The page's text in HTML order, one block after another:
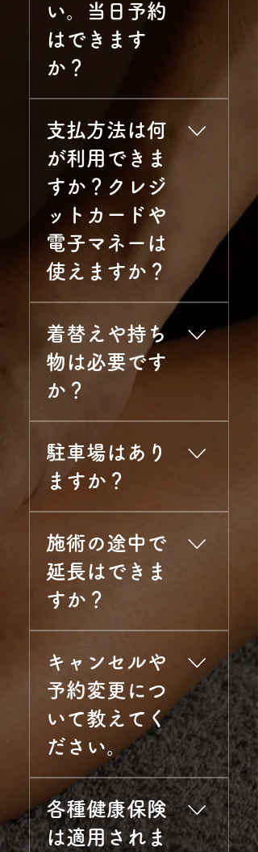
事者の方々にも多くご来店
いただいております。あら
ゆるバックグラウンドを持
つお客様を、一人の大切な
「男性」としてお迎えし、
スできる空間作りを心がけ
ております。
2SmiLeスペシャル」 もみほ
ぐし・足つぼ・高濃度酸素
オイルで全身を深く癒やす
贅沢なコースです。 • 活力
では珍しい、男性セラピス
感力からリピーター様が絶
えません。 • 最高峰
「2SmiLe再生コース」 上記
の全トリートメントを網
羅。究極のデトックスとエ
ネルギーチャージを同時に
叶えます。 迷われた場合
は、お時間だけ予約して当
日スタッフと相談しながら
決めることも可能です。
い。当日予約
はできます
か？
空き枠がある場合は当日や
直前のご予約も大歓迎で
す！お客様のご都合に合わ
せて以下の方法でご予約を
承っております。•
RESERVA予約サイト： 24時
間受付しております。
※「カルサイネイザン」コ
ースのみ承認制となってお
ります。お申し込み後、サ
ロンからの承諾メールをも
って予約確定となりますの
でご了承ください。その他
のコースは即時確定いたし
ます。• 公式LINE： メッセ
ージでお気軽にご相談・ご
日の直前予約でお急ぎの場
合もスムーズです。）•
付けております。• お電話：
施術中はお電話に出られな
いことがございます。※現
在はホットペッパービュー
ティーからの受付はしてお
りません。公式サイトまた
は上記の方法から直接ご連
支払方法は何
が利用できま
すか？クレジ
ットカードや
電子マネーは
使えますか？
現金以外にも、以下の幅広
いキャッシュレス決済に対
応しております。 • クレジ
ットカード： VISA /
MasterCard / JCB /
Discover • QRコード決済：
PayPay / 楽天ペイ / d払い /
au PAY / メルペイ / LINE
Apple Pay / iD / QUICPay
/ Suica / PASMO / ICOCA
など
着替えや持ち
物は必要です
か？
ません。施術に必要な紙パ
ンツやお着替えなどはすべ
て当サロンでご用意してお
お仕事帰りやお出かけのつ
いでに、手ぶらでお気軽に
お越しください。（※必要
に応じて無料シャワーもご
駐車場はあり
ますか？
いませんが、すぐ近くにコ
インパーキングが複数ござ
います。詳細はこちらの
Instagram投稿をご確認くだ
ので、お時間に余裕を持っ
施術の途中で
延長はできま
すか？
当日延長も可能です。 基本
的に10分1,000円で対応して
おります。 ※ただし、カル
サイネイザンやジャップカ
サイなどの専門施術は、延
長料金が異なります。詳細
はご相談ください。
キャンセルや
予約変更につ
いて教えてく
ださい。
ご予約のキャンセルや変更
は、できるだけ前日までに
ご連絡をお願いいたしま
す。 当日の急な変更は、他
各種健康保険
は適用されま